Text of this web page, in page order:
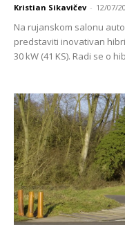
Kristian Sikavičev - 12/07/
Na rujanskom salonu
predstaviti inovativan
30 kW (41 KS). Radi se o